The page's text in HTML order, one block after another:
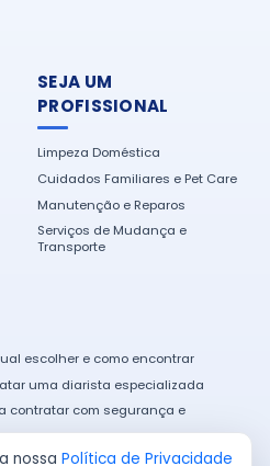
SEJA UM
PROFISSIONAL
Limpeza Doméstica
Cuidados Familiares e Pet Care
Manutenção e Reparos
Serviços de Mudança e
Transporte
escolher e como encontrar
uma diarista especializada
contratar com segurança e
de confiança na sua cidade
nossa Política de Privacidade